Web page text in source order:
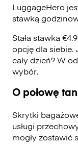
LuggageHero
stawką
Stała stawka
opcję dla siebie.
cały dzień? W
wybór.
O połowę
Skrytki
usługi
mogły zostawić